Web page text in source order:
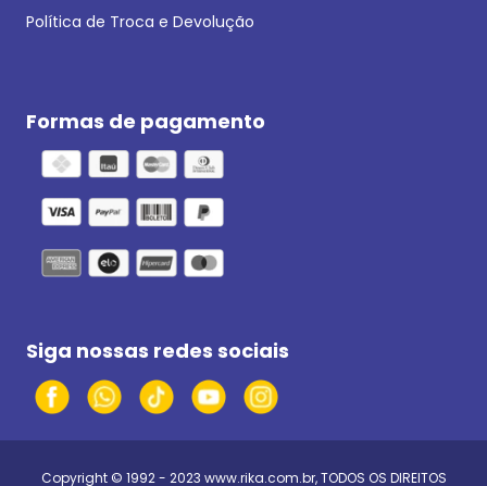
Política de Troca e Devolução
Formas de pagamento
Siga nossas redes sociais
Copyright © 1992 - 2023 www.rika.com.br, TODOS OS DIREITOS